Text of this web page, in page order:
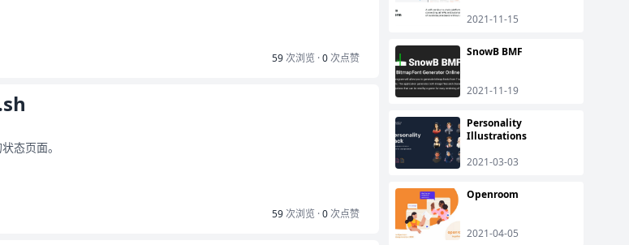
59次浏览 ·0次点赞
态页面。
59次浏览 ·0次点赞
2021-11-15
SnowB BMF
2021-11-19
Personality
Illustrations
2021-03-03
Openroom
2021-04-05